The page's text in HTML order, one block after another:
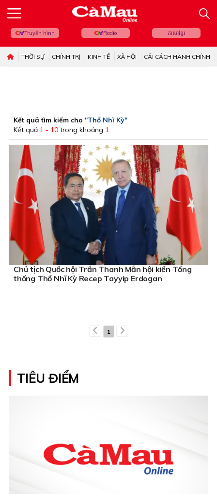
Truyền hình Radio ភាសាខ្មែរ
THỜI SỰ CHÍNH TRỊ KINH TẾ XÃ HỘI CẢI CÁCH HÀNH CHÍNH
Kết quả tìm kiếm cho "Thổ Nhĩ Kỳ"
Kết quả 1 - 10 trong khoảng 1
Chủ tịch Quốc hội Trần Thanh Mẫn hội kiến Tổng
thống Thổ Nhĩ Kỳ Recep Tayyip Erdogan
1
TIÊU ĐIỂM